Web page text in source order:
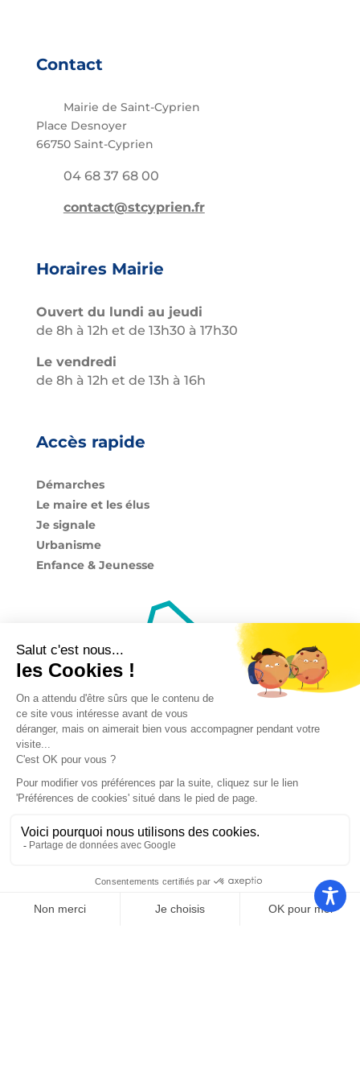
Contact
Mairie de Saint-Cyprien
Place Desnoyer
66750 Saint-Cyprien
04 68 37 68 00
contact@stcyprien.fr
Horaires Mairie
Ouvert du lundi au jeudi
de 8h à 12h et de 13h30 à 17h30
Le vendredi
de 8h à 12h et de 13h à 16h
Accès rapide
Démarches
Le maire et les élus
Je signale
Urbanisme
Enfance & Jeunesse